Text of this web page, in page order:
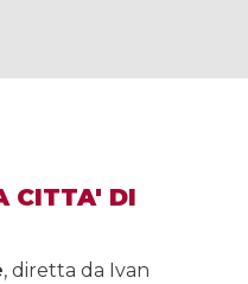
CITTA' DI
, diretta da Ivan